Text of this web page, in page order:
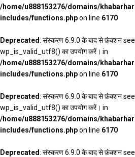
/home/u888153276/domains/
includes/functions.phpon line 6170
Deprecated: संस्करण 6.9.0 के बाद से फ़ंक्शन
wp_is_valid_utf8() का उपयोग करें। in
/home/u888153276/domains/
includes/functions.phpon line 6170
Deprecated: संस्करण 6.9.0 के बाद से फ़ंक्शन
wp_is_valid_utf8() का उपयोग करें। in
/home/u888153276/domains/
includes/functions.phpon line 6170
Deprecated: संस्करण 6.9.0 के बाद से फ़ंक्शन